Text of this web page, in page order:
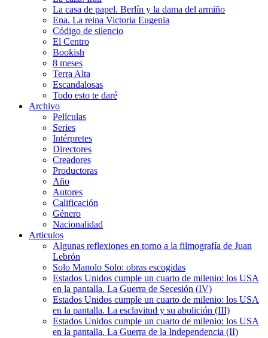
La casa de papel. Berlín y la dama del armiño
Ena. La reina Victoria Eugenia
Código de silencio
El Centro
Bookish
8 meses
Terra Alta
Escandalosas
Todo esto te daré
Archivo
Películas
Series
Intérpretes
Directores
Creadores
Productoras
Año
Autores
Calificación
Género
Nacionalidad
Articulos
Algunas reflexiones en torno a la filmografía de Juan
Lebrón
Solo Manolo Solo: obras escogidas
Estados Unidos cumple un cuarto de milenio: los USA
en la pantalla. La Guerra de Secesión (IV)
Estados Unidos cumple un cuarto de milenio: los USA
en la pantalla. La esclavitud y su abolición (III)
Estados Unidos cumple un cuarto de milenio: los USA
en la pantalla. La Guerra de la Independencia (II)